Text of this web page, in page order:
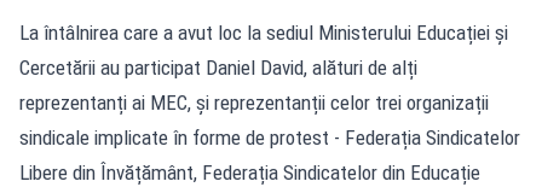
La întâlnirea care a avut loc la sediul Ministerului Educației și
Cercetării au participat Daniel David, alături de alți
reprezentanți ai MEC, și reprezentanții celor trei organizații
sindicale implicate în forme de protest - Federația Sindicatelor
Libere din Învățământ, Federația Sindicatelor din Educație